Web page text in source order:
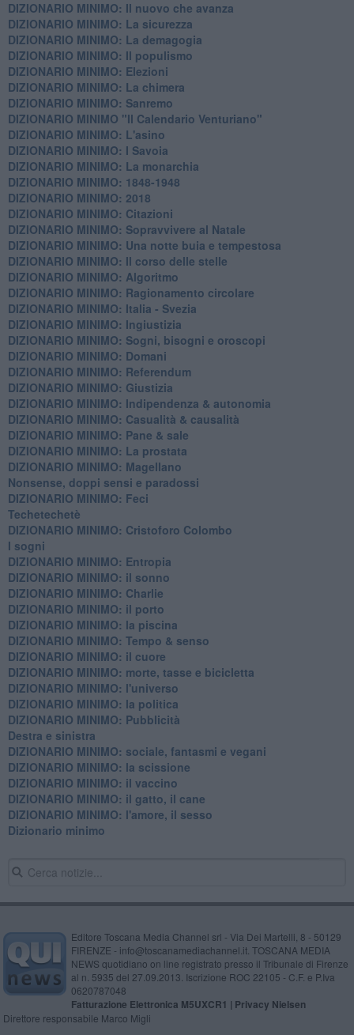
DIZIONARIO MINIMO: Il nuovo che avanza
DIZIONARIO MINIMO: La sicurezza
DIZIONARIO MINIMO: La demagogia
DIZIONARIO MINIMO: Il populismo
DIZIONARIO MINIMO: Elezioni
DIZIONARIO MINIMO: La chimera
DIZIONARIO MINIMO: Sanremo
DIZIONARIO MINIMO "Il Calendario Venturiano"
DIZIONARIO MINIMO: L'asino
DIZIONARIO MINIMO: I Savoia
DIZIONARIO MINIMO: La monarchia
DIZIONARIO MINIMO: 1848-1948
DIZIONARIO MINIMO: 2018
DIZIONARIO MINIMO: Citazioni
DIZIONARIO MINIMO: ​Sopravvivere al Natale
DIZIONARIO MINIMO: ​Una notte buia e tempestosa
DIZIONARIO MINIMO: Il corso delle stelle
DIZIONARIO MINIMO: Algoritmo
DIZIONARIO MINIMO: Ragionamento circolare
DIZIONARIO MINIMO: Italia - Svezia
DIZIONARIO MINIMO: ​Ingiustizia
DIZIONARIO MINIMO: ​Sogni, bisogni e oroscopi
DIZIONARIO MINIMO: Domani
DIZIONARIO MINIMO: Referendum
DIZIONARIO MINIMO: Giustizia
DIZIONARIO MINIMO: ​Indipendenza & autonomia
DIZIONARIO MINIMO: ​Casualità & causalità
​DIZIONARIO MINIMO: Pane & sale
DIZIONARIO MINIMO: La prostata
​DIZIONARIO MINIMO: Magellano
Nonsense, doppi sensi e paradossi
DIZIONARIO MINIMO: Feci
Techetechetè
DIZIONARIO MINIMO: Cristoforo Colombo
I sogni
DIZIONARIO MINIMO: Entropia
DIZIONARIO MINIMO: il sonno
DIZIONARIO MINIMO: Charlie
DIZIONARIO MINIMO: il porto
DIZIONARIO MINIMO: la piscina
DIZIONARIO MINIMO: Tempo & senso
DIZIONARIO MINIMO: il cuore
DIZIONARIO MINIMO: morte, tasse e bicicletta
DIZIONARIO MINIMO: l'universo
DIZIONARIO MINIMO: la politica
DIZIONARIO MINIMO: Pubblicità
Destra e sinistra
DIZIONARIO MINIMO: sociale, fantasmi e vegani
DIZIONARIO MINIMO: la scissione
DIZIONARIO MINIMO: il vaccino
DIZIONARIO MINIMO: il gatto, il cane
DIZIONARIO MINIMO: l'amore, il sesso
Dizionario minimo
Editore Toscana Media Channel srl - Via Dei Martelli, 8 - 50129
FIRENZE - info@toscanamediachannel.it. TOSCANA MEDIA
NEWS quotidiano on line registrato presso il Tribunale di Firenze
al n. 5935 del 27.09.2013. Iscrizione ROC 22105 - C.F. e P.Iva
0620787048
Fatturazione Elettronica M5UXCR1 | Privacy Nielsen
Direttore responsabile Marco Migli